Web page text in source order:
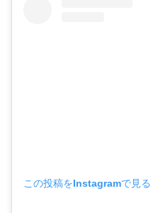
この投稿をInstagramで見る